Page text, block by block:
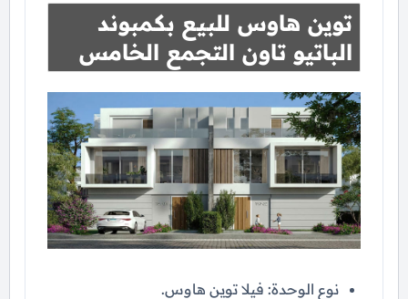
توين هاوس للبيع بكمبوند
الباتيو تاون التجمع الخامس
نوع الوحدة: فيلا توين هاوس.